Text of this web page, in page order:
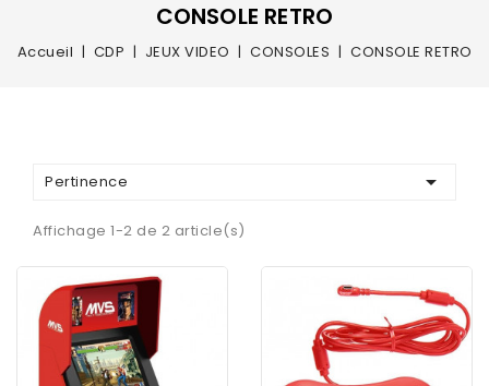
CONSOLE RETRO
Accueil CDP JEUX VIDEO CONSOLES CONSOLE RETRO
Pertinence 
Affichage 1-2 de 2 article(s)